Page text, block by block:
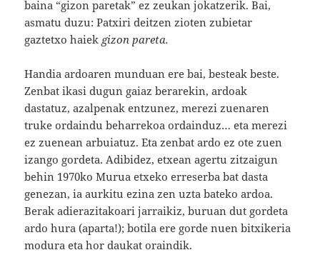
baina “gizon paretak” ez zeukan jokatzerik. Bai,
asmatu duzu: Patxiri deitzen zioten zubietar
gaztetxo haiek gizon pareta.
Handia ardoaren munduan ere bai, besteak beste.
Zenbat ikasi dugun gaiaz berarekin, ardoak
dastatuz, azalpenak entzunez, merezi zuenaren
truke ordaindu beharrekoa ordainduz… eta merezi
ez zuenean arbuiatuz. Eta zenbat ardo ez ote zuen
izango gordeta. Adibidez, etxean agertu zitzaigun
behin 1970ko Murua etxeko erreserba bat dasta
genezan, ia aurkitu ezina zen uzta bateko ardoa.
Berak adierazitakoari jarraikiz, buruan dut gordeta
ardo hura (aparta!); botila ere gorde nuen bitxikeria
modura eta hor daukat oraindik.